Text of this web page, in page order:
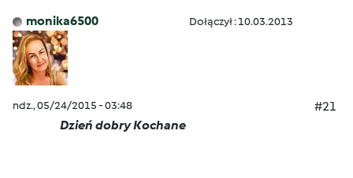
monika6500 Dołączył : 10.03.2013
ndz., 05/24/2015 - 03:48
#21
Dzień dobry Kochane